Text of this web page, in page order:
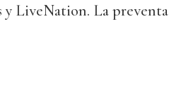
y LiveNation. La preventa